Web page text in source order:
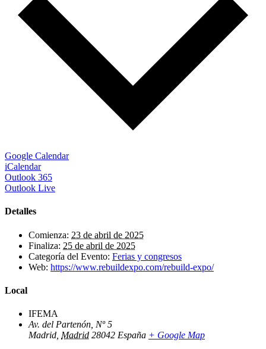
Google Calendar
iCalendar
Outlook 365
Outlook Live
Detalles
Comienza: 23 de abril de 2025
Finaliza: 25 de abril de 2025
Categoría del Evento: Ferias y congresos
Web: https://www.rebuildexpo.com/rebuild-expo/
Local
IFEMA
Av. del Partenón, Nº 5
Madrid Madrid 28042 España + Google Map